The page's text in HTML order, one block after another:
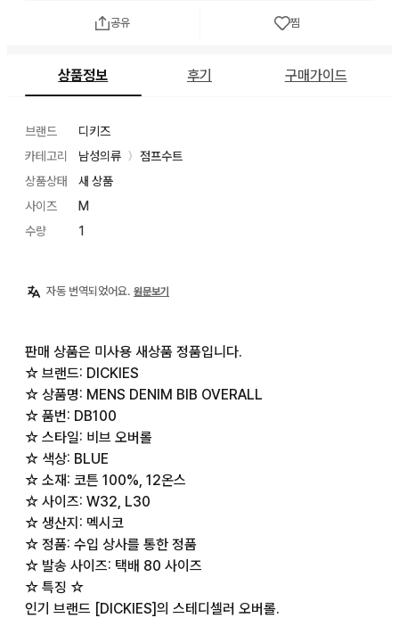
공유 찜
상품정보 후기 구매가이드
브랜드
디키즈
카테고리
남성의류 〉
점프수트
상품상태
새 상품
사이즈
M
수량
1
자동 번역되었어요. 원문보기
판매 상품은 미사용 새상품 정품입니다.
☆ 브랜드: DICKIES
☆ 상품명: MENS DENIM BIB OVERALL
☆ 품번: DB100
☆ 스타일: 비브 오버롤
☆ 색상: BLUE
☆ 소재: 코튼 100%, 12온스
☆ 사이즈: W32, L30
☆ 생산지: 멕시코
☆ 정품: 수입 상사를 통한 정품
☆ 발송 사이즈: 택배 80 사이즈
☆ 특징 ☆
인기 브랜드 [DICKIES]의 스테디셀러 오버롤.